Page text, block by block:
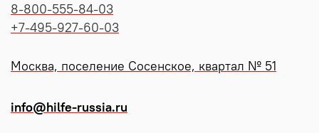
8-800-555-84-03
+7-495-927-60-03
Москва, поселение Сосенское, квартал № 51
info@hilfe-russia.ru